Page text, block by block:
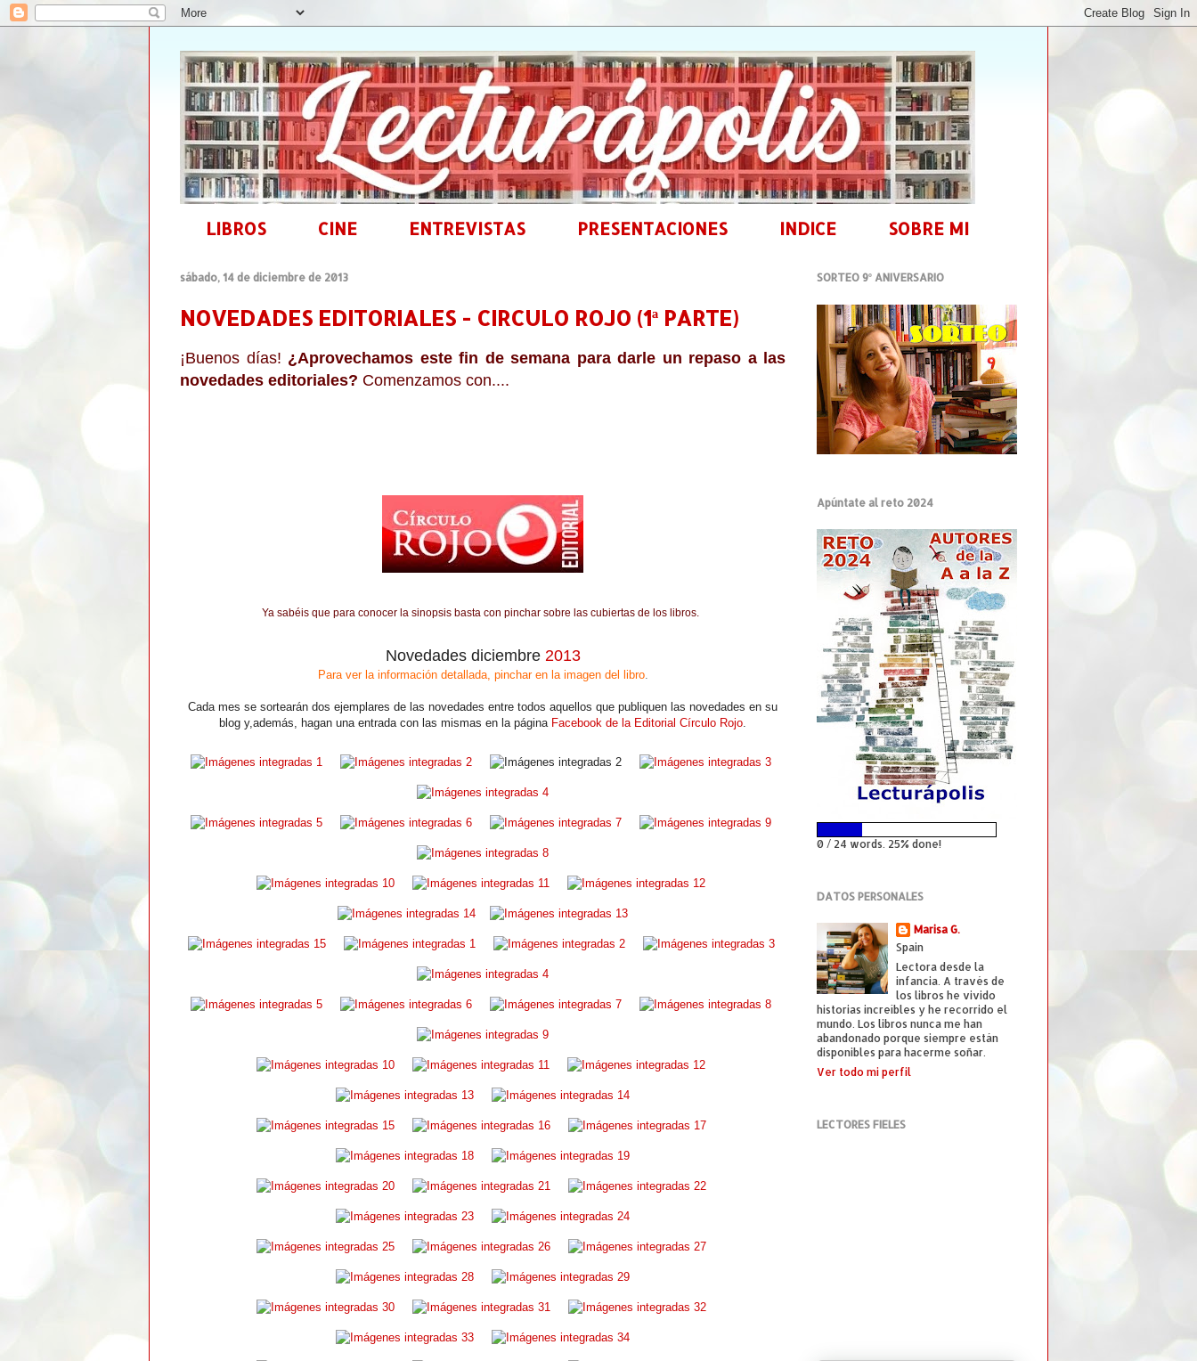
LIBROS CINE ENTREVISTAS PRESENTACIONES INDICE SOBRE MI
sábado, 14 de diciembre de 2013
NOVEDADES EDITORIALES - CIRCULO ROJO (1ª PARTE)
¡Buenos días! ¿Aprovechamos este fin de semana para darle un repaso a las
novedades editoriales? Comenzamos con....
Ya sabéis que para conocer la sinopsis basta con pinchar sobre las cubiertas de los libros.
Novedades diciembre 2013
Para ver la información detallada, pinchar en la imagen del libro.
Cada mes se sortearán dos ejemplares de las novedades entre todos aquellos que publiquen las novedades en su
blog y, además, hagan una entrada con las mismas en la página Facebook de la Editorial Círculo Rojo
SORTEO 9º ANIVERSARIO
Apúntate al reto 2024
0 / 24 words. 25% done!
DATOS PERSONALES
Marisa G.
Spain
Lectora desde la
infancia. A través de
los libros he vivido
historias increíbles y he recorrido el
mundo. Los libros nunca me han
abandonado porque siempre están
disponibles para hacerme soñar.
Ver todo mi perfil
LECTORES FIELES